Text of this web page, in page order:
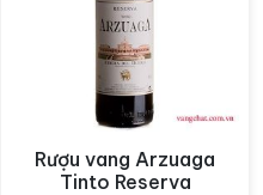
Xem nhanh
Rượu vang Arzuaga
Tinto Reserva